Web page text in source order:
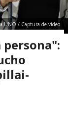
UNO / Captura de video